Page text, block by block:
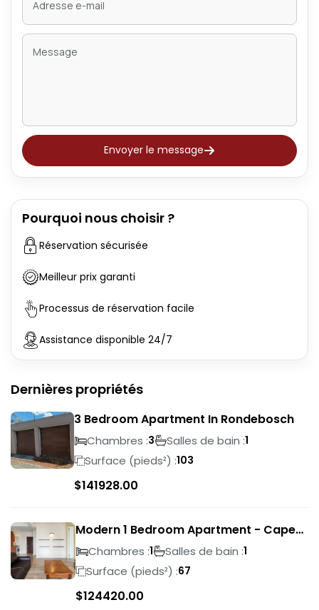
Envoyer le message
Pourquoi nous choisir ?
Réservation sécurisée
Meilleur prix garanti
Processus de réservation facile
Assistance disponible 24/7
Dernières propriétés
3 Bedroom Apartment In Rondebosch
Chambres :3 Salles de bain :1
Surface (pieds²) :103
$141928.00
Modern 1 Bedroom Apartment - Cape
TownChambres :1 Salles de bain :1
Surface (pieds²) :67
$124420.00